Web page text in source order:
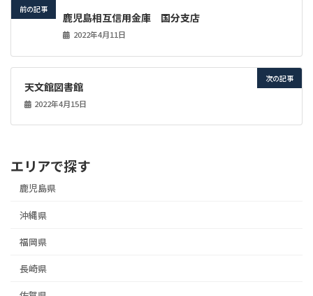
前の記事
鹿児島相互信用金庫 国分支店
2022年4月11日
次の記事
天文館図書館
2022年4月15日
エリアで探す
鹿児島県
沖縄県
福岡県
長崎県